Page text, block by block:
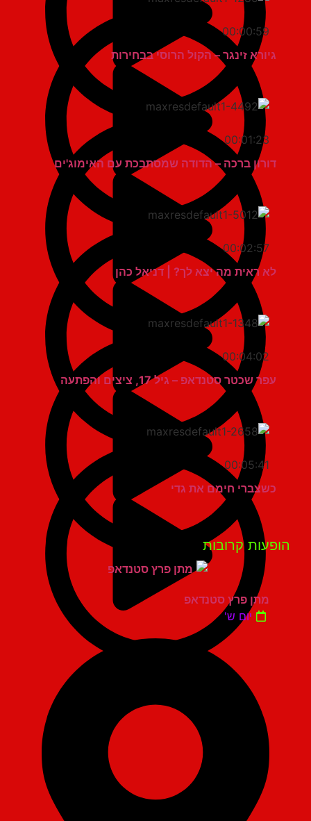
00:00:59
גיורא זינגר – הקול הרוסי בבחירות
00:01:23
דורון ברכה – הדודה שמסתבכת עם האימוג'ים
00:02:57
לא ראית מה יצא לך? | דניאל כהן
00:04:02
עפר שכטר סטנדאפ – גיל 17, ציצים והפתעה
00:05:41
כשצברי חימם את גדי
קרובות
מתן פרץ סטנדאפ
יום ש'